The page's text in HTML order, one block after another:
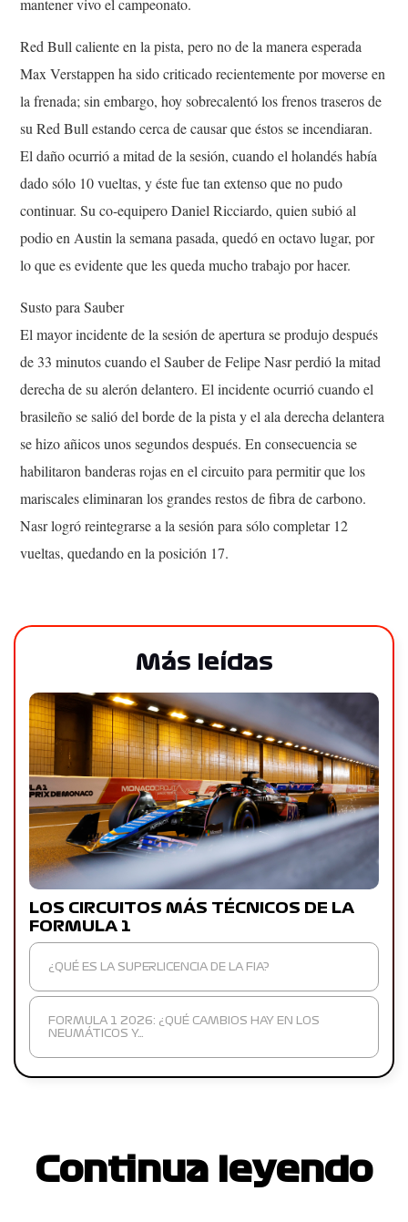
mantener vivo el campeonato.
Red Bull caliente en la pista, pero no de la manera esperada
Max Verstappen ha sido criticado recientemente por moverse en
la frenada; sin embargo, hoy sobrecalentó los frenos traseros de
su Red Bull estando cerca de causar que éstos se incendiaran.
El daño ocurrió a mitad de la sesión, cuando el holandés había
dado sólo 10 vueltas, y éste fue tan extenso que no pudo
continuar. Su co-equipero Daniel Ricciardo, quien subió al
podio en Austin la semana pasada, quedó en octavo lugar, por
lo que es evidente que les queda mucho trabajo por hacer.
Susto para Sauber
El mayor incidente de la sesión de apertura se produjo después
de 33 minutos cuando el Sauber de Felipe Nasr perdió la mitad
derecha de su alerón delantero. El incidente ocurrió cuando el
brasileño se salió del borde de la pista y el ala derecha delantera
se hizo añicos unos segundos después. En consecuencia se
habilitaron banderas rojas en el circuito para permitir que los
mariscales eliminaran los grandes restos de fibra de carbono.
Nasr logró reintegrarse a la sesión para sólo completar 12
vueltas, quedando en la posición 17.
Más leídas
LOS CIRCUITOS MÁS TÉCNICOS DE LA
FORMULA 1
¿QUÉ ES LA SUPERLICENCIA DE LA FIA?
FORMULA 1 2026: ¿QUÉ CAMBIOS HAY EN LOS
NEUMÁTICOS Y…
Continua leyendo